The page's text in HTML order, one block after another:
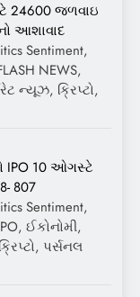
24600 જળવાઇ
આશાવાદ
Sentiment,
NEWS,
ન્યૂઝ, ક્રિપ્ટો,
IPO 10 ઓગસ્ટે
807
Sentiment,
ઈકોનોમી,
પર્સનલ